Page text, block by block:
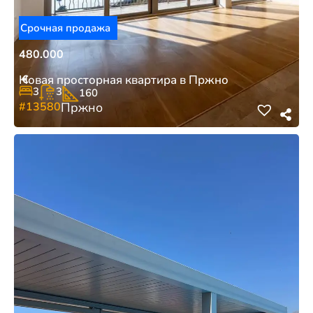
480.000
€
Новая просторная квартира в Пржно
3 3 160
#13580Пржно
Срочная продажа